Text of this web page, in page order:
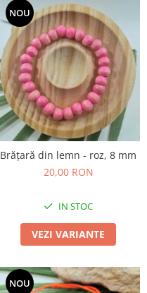
NOU
Brățară din lemn - roz, 8 mm
20,00 RON
IN STOC
VEZI VARIANTE
NOU